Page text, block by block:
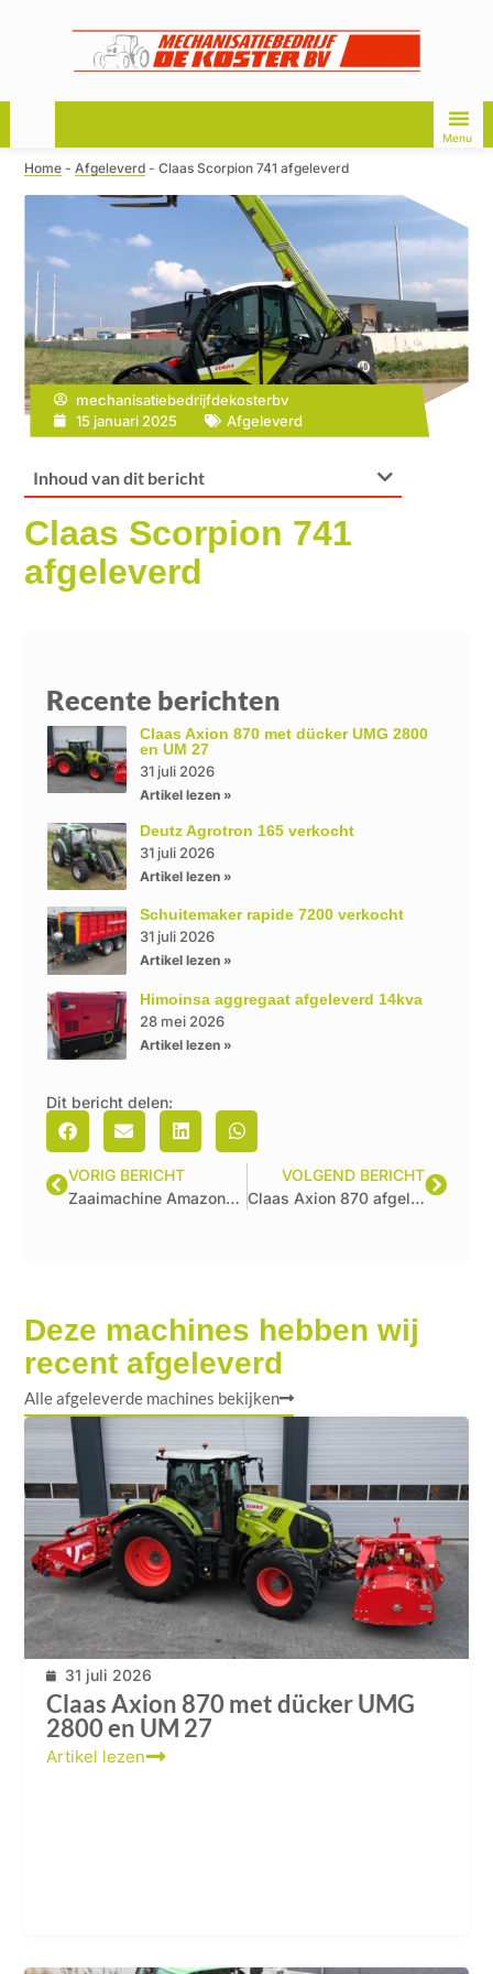
Menu
Home -Afgeleverd -Claas Scorpion 741 afgeleverd
mechanisatiebedrijfdekosterbv
15 januari 2025
Afgeleverd
Inhoud van dit bericht
Claas Scorpion 741
afgeleverd
Recente berichten
Claas Axion 870 met dücker UMG 2800
en UM 27
31 juli 2026
Artikel lezen »
Deutz Agrotron 165 verkocht
31 juli 2026
Artikel lezen »
Schuitemaker rapide 7200 verkocht
31 juli 2026
Artikel lezen »
Himoinsa aggregaat afgeleverd 14kva
28 mei 2026
Artikel lezen »
Dit bericht delen:
VORIG BERICHT
Zaaimachine Amazone D9-3000 afgeleverd
VOLGEND BERICHT
Claas Axion 870 afgeleverd
Deze machines hebben wij
recent afgeleverd
Alle afgeleverde machines bekijken
31 juli 2026
Claas Axion 870 met dücker UMG
2800 en UM 27
Artikel lezen